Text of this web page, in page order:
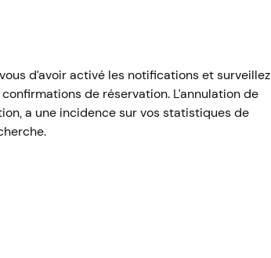
d’avoir activé les notifications et surveillez
de réservation. L’annulation de
a une incidence sur vos statistiques de